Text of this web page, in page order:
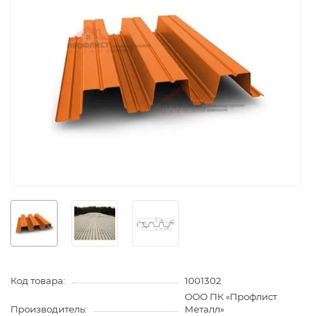
Код товара: 1001302
Производитель:
ООО ПК «Профлист
Металл»